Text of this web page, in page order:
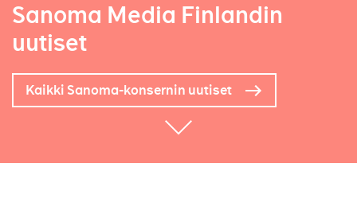
Sanoma Media Finlandin
uutiset
Kaikki Sanoma-konsernin uutiset